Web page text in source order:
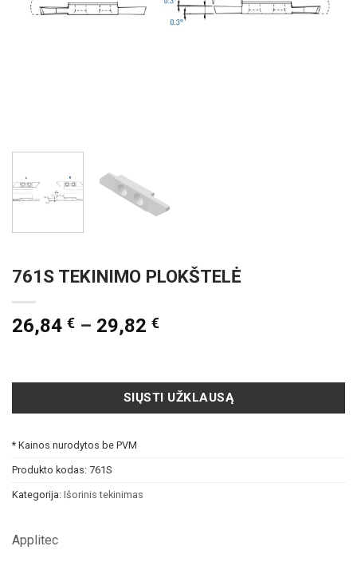
761S TEKINIMO PLOKŠTELĖ
26,84 € – 29,82 €
SIŲSTI UŽKLAUSĄ
* Kainos nurodytos be PVM
Produkto kodas: 761S
Kategorija: Išorinis tekinimas
Applitec